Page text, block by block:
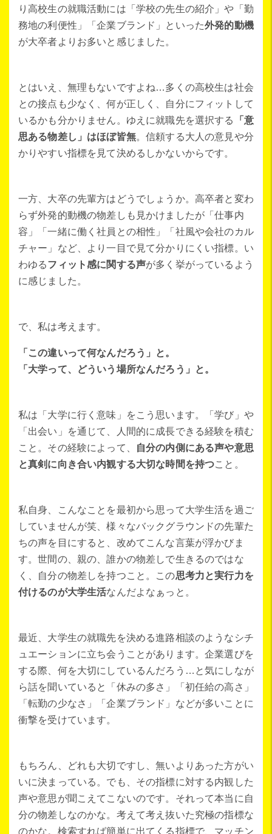
り高校生の就職活動には「学校の先生の紹介」や「勤
務地の利便性」「企業ブランド」といった外発的動機
が大卒者よりお多いと感じました。
とはいえ、無理もないですよね…多くの高校生は社会
との接点も少なく、何が正しく、自分にフィットして
いるかも分かりません。ゆえに就職先を選択する
「意
思ある物差し」はほぼ皆無。信頼する大人の意見や分
かりやすい指標を見て決めるしかないからです。
一方、大卒の先輩方はどうでしょうか。高卒者と変わ
らず外発的動機の物差しも見かけましたが「仕事内
容」「一緒に働く社員との相性」「社風や会社のカル
チャー」など、より一目で見て分かりにくい指標。い
わゆるフィット感に関する声が多く挙がっているよう
に感じました。
で、私は考えます。
「この違いって何なんだろう」と。
「大学って、どういう場所なんだろう」と。
私は「大学に行く意味」をこう思います。「学び」や
「出会い」を通じて、人間的に成長できる経験を積む
こと。その経験によって、
自分の内側にある声や意思
と真剣に向き合い内観する大切な時間を持つこと。
私自身、こんなことを最初から思って大学生活を過ご
していませんが笑、様々なバックグラウンドの先輩た
ちの声を目にすると、改めてこんな言葉が浮かびま
す。世間の、親の、誰かの物差しで生きるのではな
く、自分の物差しを持つこと。この思考力と実行力を
付けるのが大学生活なんだよなぁっと。
最近、大学生の就職先を決める進路相談のようなシチ
ュエーションに立ち会うことがあります。企業選びを
する際、何を大切にしているんだろう…と気にしなが
ら話を聞いていると「休みの多さ」「初任給の高さ」
「転勤の少なさ」「企業ブランド」などが多いことに
衝撃を受けています。
もちろん、どれも大切ですし、無いよりあった方がい
いに決まっている。でも、その指標に対する内観した
声や意思が聞こえてこないのです。それって本当に自
分の物差しなのかな。考えて考え抜いた究極の指標な
のかな。検索すれば簡単に出てくる指標で、マッチン